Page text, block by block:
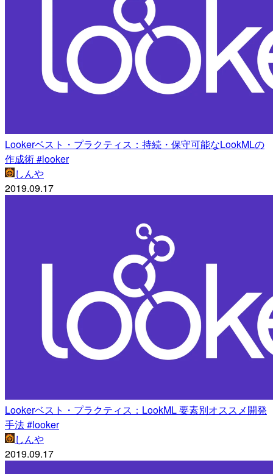
Lookerベスト・プラクティス：持続・保守可能なLookMLの
作成術 #looker
しんや
2019.09.17
Lookerベスト・プラクティス：LookML 要素別オススメ開発
手法 #looker
しんや
2019.09.17